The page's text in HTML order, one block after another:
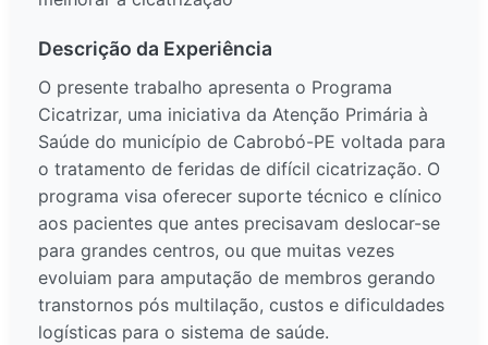
Descrição da Experiência
O presente trabalho apresenta o Programa
Cicatrizar, uma iniciativa da Atenção Primária à
Saúde do município de Cabrobó-PE voltada para
o tratamento de feridas de difícil cicatrização. O
programa visa oferecer suporte técnico e clínico
aos pacientes que antes precisavam deslocar-se
para grandes centros, ou que muitas vezes
evoluiam para amputação de membros gerando
transtornos pós multilação, custos e dificuldades
logísticas para o sistema de saúde.